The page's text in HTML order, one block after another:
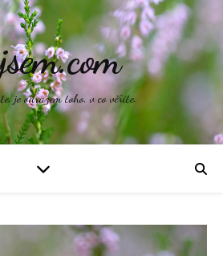
je odrazem toho, v co věříte.